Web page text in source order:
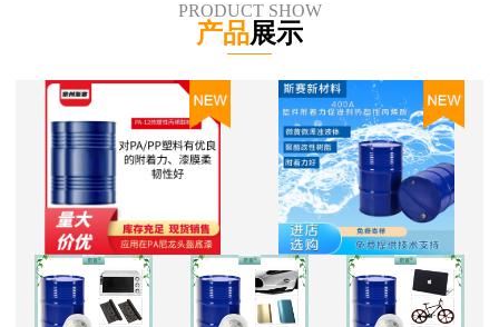
PRODUCT SHOW
产品展示